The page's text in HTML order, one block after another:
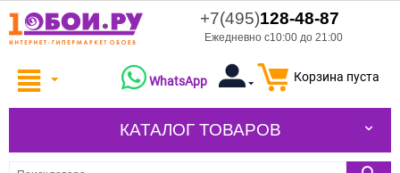
+7(495)128-48-87
Ежедневно с10:00 до 21:00
Корзина пуста
WhatsApp
КАТАЛОГ ТОВАРОВ